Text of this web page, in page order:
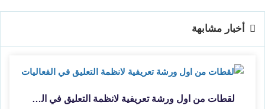
أخبار مشابهة
لقطات من اول ورشة تعريفية لانظمة التعليق في الفعاليات